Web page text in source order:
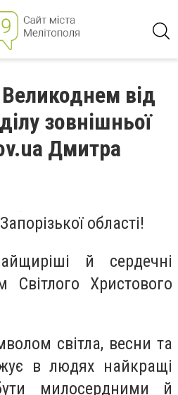
від
зовнішньої
Дмитра
області!
й сердечні
Світлого Христового
світла, весни та
в людях найкращі
милосердними й